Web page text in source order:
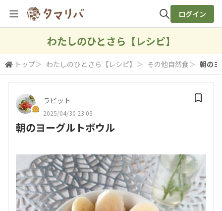
検索
ログイン
わたしのひとさら【レシピ】
トップ＞ わたしのひとさら【レシピ】 ＞ その他自然食＞ 朝の
ラビット
2025/04/30 23:03
朝のヨーグルトボウル